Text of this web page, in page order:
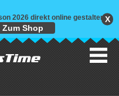
2026 direkt online gestalten
Zum Shop
X